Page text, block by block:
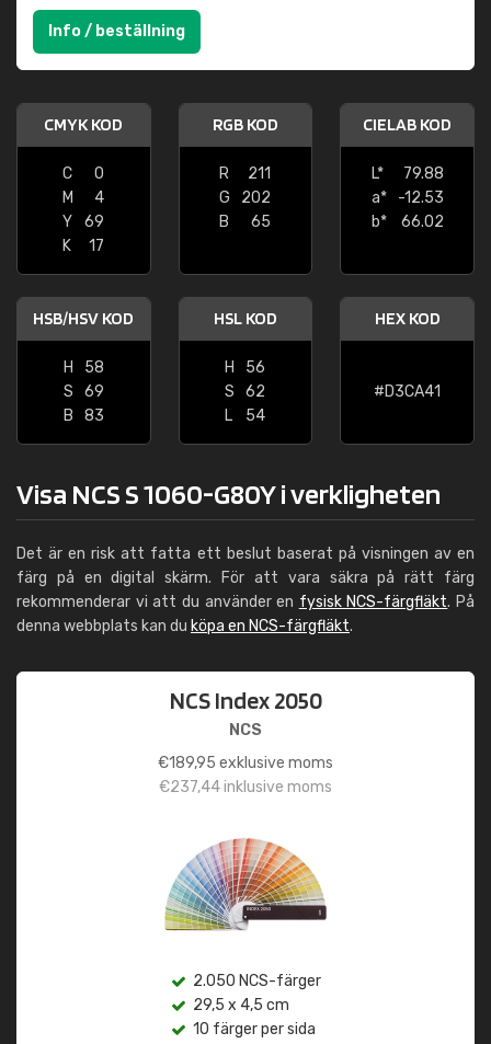
Info / beställning
CMYK KOD
C
0
M
4
Y
69
K
17
RGB KOD
R
211
G
202
B
65
CIELAB KOD
L*
79.88
a*
-12.53
b*
66.02
HSB/HSV KOD
H
58
S
69
B
83
HSL KOD
H
56
S
62
L
54
HEX KOD
#D3CA41
Visa NCS S 1060-G80Y i verkligheten
Det är en risk att fatta ett beslut baserat på visningen av en
färg på en digital skärm. För att vara säkra på rätt färg
rekommenderar vi att du använder en fysisk NCS-färgfläkt. På
denna webbplats kan du köpa en NCS-färgfläkt.
NCS Index 2050
NCS
€189,95 exklusive moms
€237,44inklusive moms
2.050 NCS-färger
29,5 x 4,5 cm
10 färger per sida